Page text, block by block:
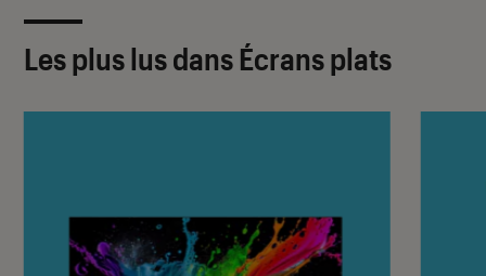
Les plus lus dans Écrans plats